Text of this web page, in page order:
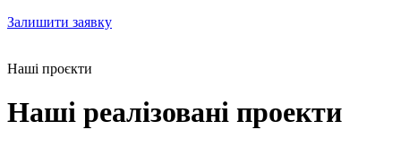
Залишити заявку
Наші проєкти
Наші реалізовані проекти